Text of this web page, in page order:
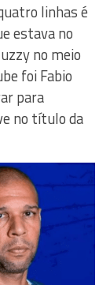
linhas é
estava no
no meio
foi Fabio
para
no título da